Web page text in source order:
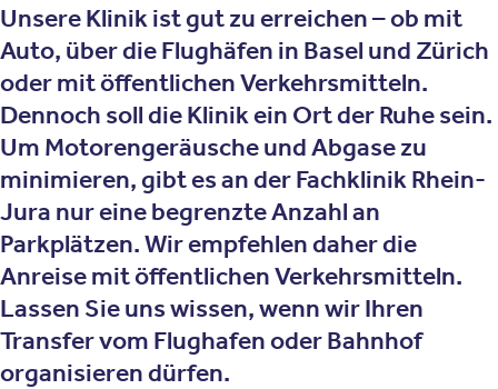
Unsere Klinik ist gut zu erreichen – ob mit
Auto, über die Flughäfen in Basel und Zürich
oder mit öffentlichen Verkehrsmitteln.
Dennoch soll die Klinik ein Ort der Ruhe sein.
Um Motorengeräusche und Abgase zu
minimieren, gibt es an der Fachklinik Rhein-
Jura nur eine begrenzte Anzahl an
Parkplätzen. Wir empfehlen daher die
Anreise mit öffentlichen Verkehrsmitteln.
Lassen Sie uns wissen, wenn wir Ihren
Transfer vom Flughafen oder Bahnhof
organisieren dürfen.